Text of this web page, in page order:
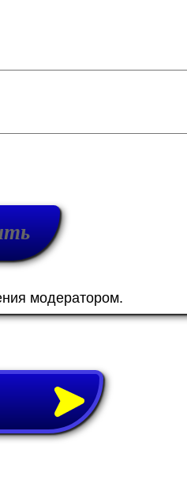
модератором.